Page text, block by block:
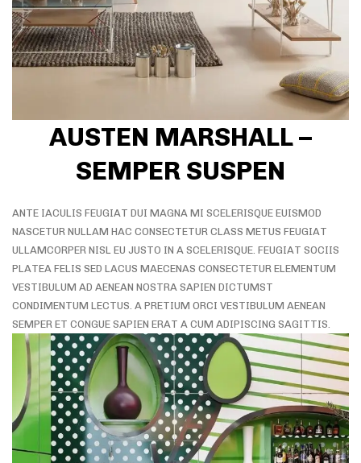
AUSTEN MARSHALL –
SEMPER SUSPEN
ANTE IACULIS FEUGIAT DUI MAGNA MI SCELERISQUE EUISMOD
NASCETUR NULLAM HAC CONSECTETUR CLASS METUS FEUGIAT
ULLAMCORPER NISL EU JUSTO IN A SCELERISQUE. FEUGIAT SOCIIS
PLATEA FELIS SED LACUS MAECENAS CONSECTETUR ELEMENTUM
VESTIBULUM AD AENEAN NOSTRA SAPIEN DICTUMST
CONDIMENTUM LECTUS. A PRETIUM ORCI VESTIBULUM AENEAN
SEMPER ET CONGUE SAPIEN ERAT A CUM ADIPISCING SAGITTIS.